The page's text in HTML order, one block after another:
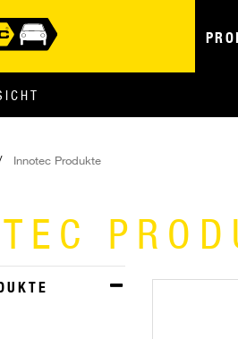
Innotec Produkte